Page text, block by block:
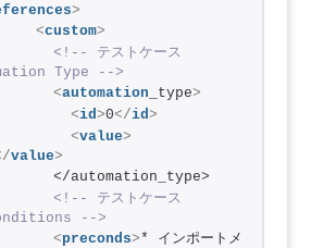
>
<custom>
<!-- テストケース
Type -->
<automation _type>
<id>0</id>
<value>
value>
</automation_type>
<!-- テストケース
-->
<preconds>* インポートメ